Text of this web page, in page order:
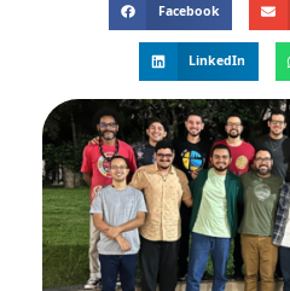
Facebook
LinkedIn